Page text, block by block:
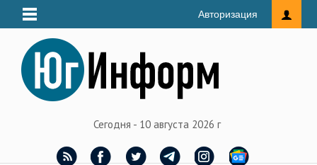
Авторизация
Сегодня - 10 августа 2026 г